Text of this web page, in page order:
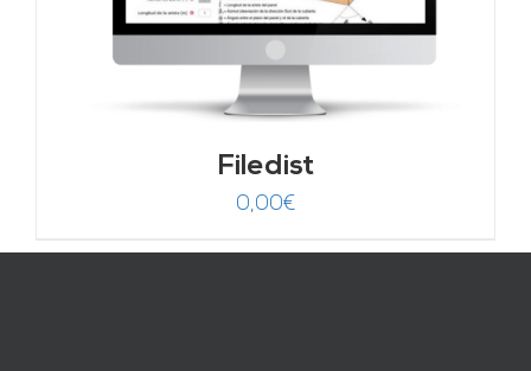
Filedist
0,00€